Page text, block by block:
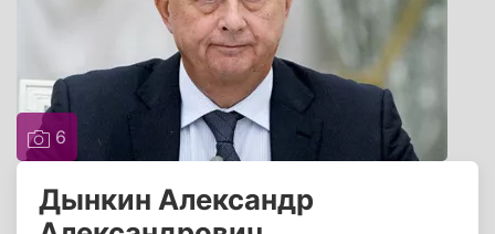
6
Дынкин Александр